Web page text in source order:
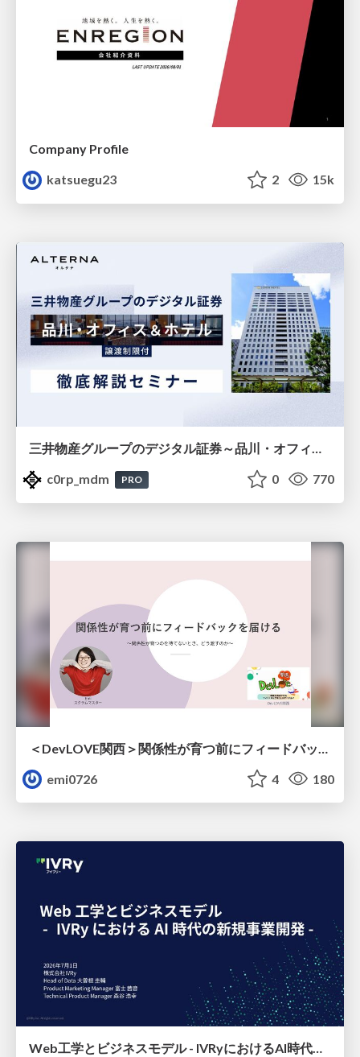
Company Profile
katsuegu23
2 15k
三井物産グループのデジタル証券～品川・オフィス＆ホテル～徹底解説セミナー
c0rp_mdm
PRO 0 770
emi0726
4 180
Web工学とビジネスモデル - IVRyにおけるAI時代の新規事業開発 -